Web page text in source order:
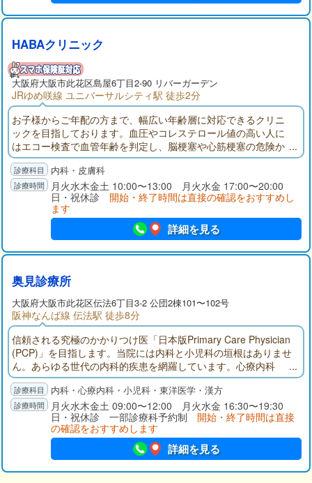
HABAクリニック
大阪府大阪市此花区島屋6丁目2-90 リバーガーデン
JRゆめ咲線 ユニバーサルシティ駅 徒歩2分
お子様からご年配の方まで、幅広い年齢層に対応できるクリニ
ックを目指しております。血圧やコレステロール値の高い人に
はエコー検査で血管年齢を判定し、脳梗塞や心筋梗塞の危険か
ら少しでも遠ざかることができるよう指導・投薬を行います。
漢方薬も用いて、個人個人の体質に合わせた副作用の少ない治
療を提案します。快適な体調で生活して頂けるようアドバイス
いたします。
内科・皮膚科
月火水木金土 10:00〜13:00 月火水金 17:00〜20:00
日・祝休診 開始・終了時間は直接の確認をおすすめし
ます
詳細を見る
奥見診療所
大阪府大阪市此花区伝法6丁目3-2 公団2棟101〜102号
阪神なんば線 伝法駅 徒歩8分
信頼される究極のかかりつけ医「日本版Primary Care Physician
(PCP)」を目指します。当院には内科と小児科の垣根はありませ
ん。あらゆる世代の内科的疾患を網羅しています。心療内科
は、世間で誤解されていますが、本来精神科とは発祥が異なる
内科の一部門です。その専門医の経験を活かし、患者様のから
だとこころの整備士として、ご相談に応じます。
内科・心療内科・小児科・東洋医学・漢方
月火水木金土 09:00〜12:00 月火水金 16:30〜19:30
日・祝休診 一部診療科予約制 開始・終了時間は直接
の確認をおすすめします
詳細を見る